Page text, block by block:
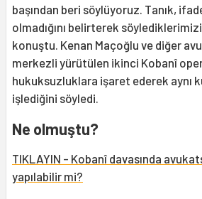
başından beri söylüyoruz. Tanık,
olmadığını belirterek söylediklerimizi
konuştu. Kenan Maçoğlu ve diğer
merkezli yürütülen ikinci Kobanî
hukuksuzluklara işaret ederek aynı
işlediğini söyledi.
Ne olmuştu?
TIKLAYIN - Kobanî davasında
yapılabilir mi?